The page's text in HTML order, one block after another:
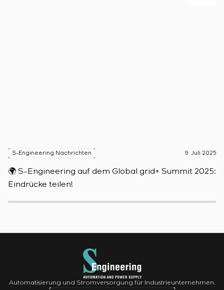
S-Engineering Nachrichten 9. Juli 2025
🌍 S-Engineering auf dem Global grid+ Summit 2025:
Eindrücke teilen!
Automatisierung und Stromversorgung für Industrieunternehmen.